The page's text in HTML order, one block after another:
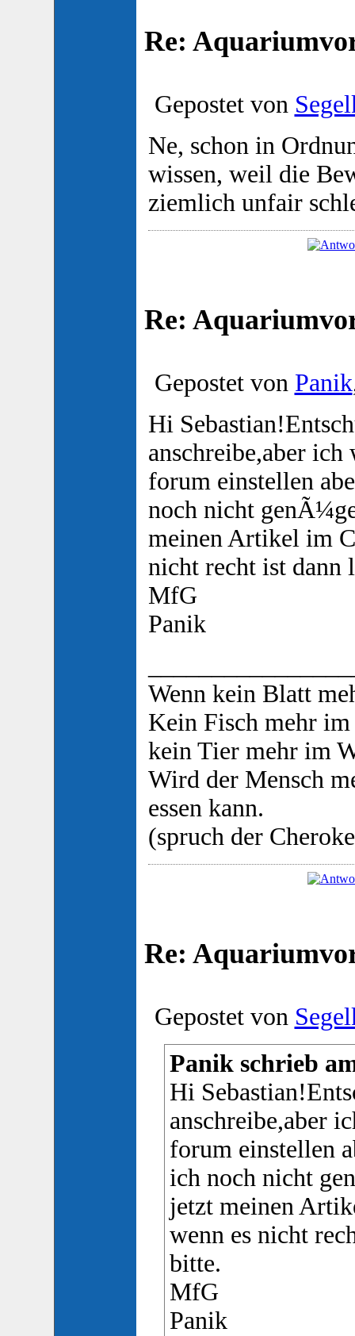
Re:
Gepostet von
Ne, schon in
wissen, weil die
ziemlich unfair
Re:
Gepostet von Panik
Hi
anschreibe,aber
forum einstellen
noch nicht
meinen Artikel im
nicht recht ist dann
MfG
Panik
Wenn kein Blatt
Kein Fisch mehr im
kein Tier mehr im
Wird der Mensch
essen kann.
(spruch der
Re:
Gepostet von
Panik schrieb
Hi
anschreibe,aber
forum einstellen
ich noch nicht
jetzt meinen
wenn es nicht
bitte.
MfG
Panik